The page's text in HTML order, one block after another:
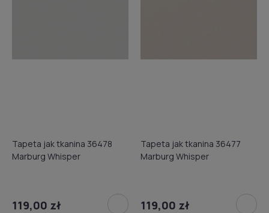
Tapeta jak tkanina 36478
Marburg Whisper
119,00 zł
Tapeta jak tkanina 36477
Marburg Whisper
119,00 zł